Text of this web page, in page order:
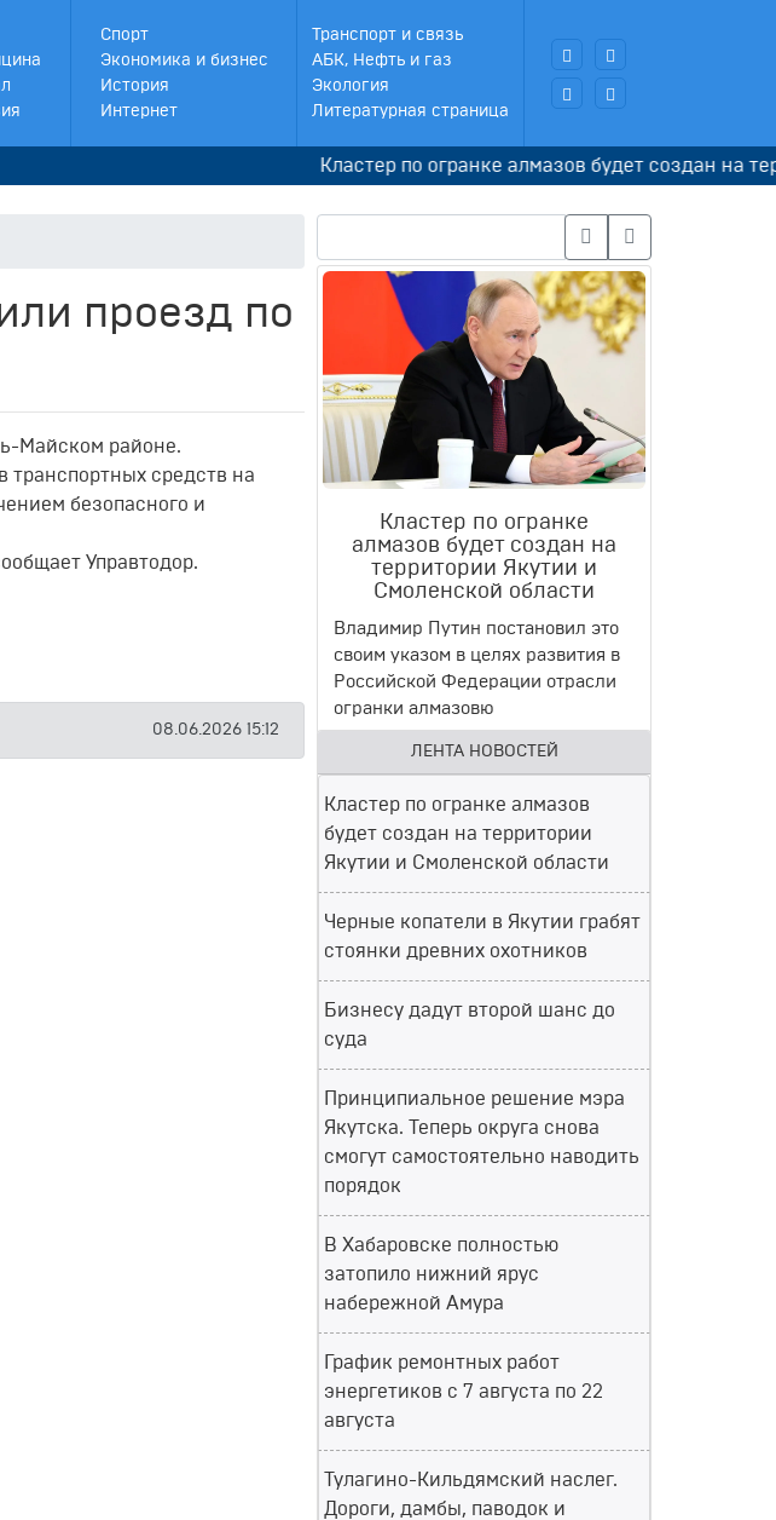
Спорт
Экономика и бизнес
История
Интернет
Транспорт и связь
АБК, Нефть и газ
Экология
Литературная страница
Кластер по огранке алмазов будет создан на
проезд по
Майском районе.
транспортных средств на
безопасного и
Управтодор.
08.06.2026 15:12
Кластер по огранке
алмазов будет создан на
территории Якутии и
Смоленской области
Владимир Путин постановил это
своим указом в целях развития в
Российской Федерации отрасли
огранки алмазовю
ЛЕНТА НОВОСТЕЙ
Кластер по огранке алмазов
будет создан на территории
Якутии и Смоленской области
Черные копатели в Якутии грабят
стоянки древних охотников
Бизнесу дадут второй шанс до
суда
Принципиальное решение мэра
Якутска. Теперь округа снова
смогут самостоятельно наводить
порядок
В Хабаровске полностью
затопило нижний ярус
набережной Амура
График ремонтных работ
энергетиков с 7 августа по 22
августа
Тулагино-Кильдямский наслег.
Дороги, дамбы, паводок и